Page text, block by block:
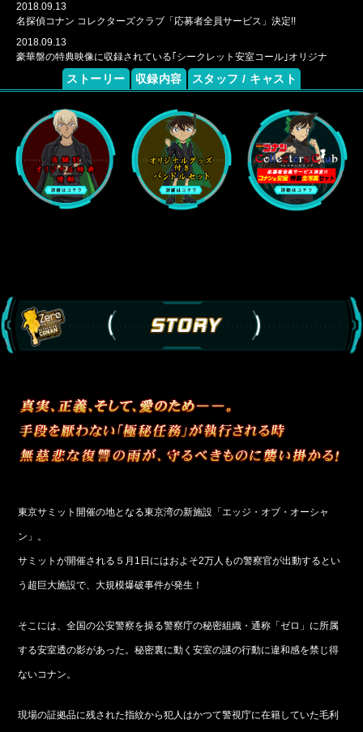
2018.09.13
名探偵コナン コレクターズクラブ「応募者全員サービス」決定!!
2018.09.13
豪華盤の特典映像に収録されている｢シークレット安室コール｣オリジナ
ル映像より抜粋した場面写真＆ここでしか見られない絵コンテ”その
２”特別公開!!
豪華盤の特典映像に収録されている｢シークレット安室コール｣オリジナ
ル映像より抜粋した場面写真＆ここでしか見られない絵コンテ特別公
開!!
2018.08.23
劇場版『名探偵コナン ゼロの執行人』ショップ別オリジナル特典画像追
加公開!!
2018.07.27
ストーリー 収録内容 スタッフ / キャスト
東京サミット開催の地となる東京湾の新施設「エッジ・オブ・オーシャ
ン」。
サミットが開催される５月1日にはおよそ2万人もの警察官が出動するとい
う超巨大施設で、大規模爆破事件が発生！
そこには、全国の公安警察を操る警察庁の秘密組織・通称「ゼロ」に所属
する安室透の影があった。秘密裏に動く安室の謎の行動に違和感を禁じ得
ないコナン。
現場の証拠品に残された指紋から犯人はかつて警視庁に在籍していた毛利